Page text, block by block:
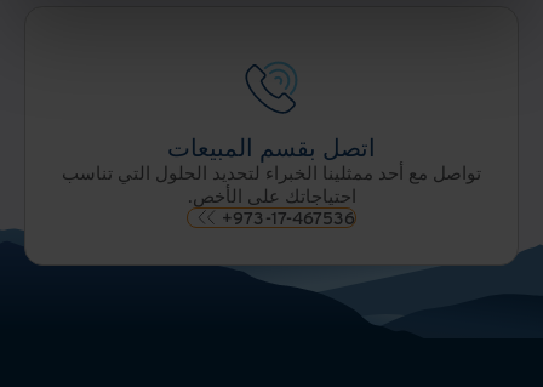
اتصل بقسم المبيعات
تواصل مع أحد ممثلينا الخبراء لتحديد الحلول التي تناسب
احتياجاتك على الأخص.
+973-17-467536